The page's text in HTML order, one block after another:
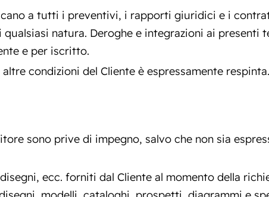
a tutti i preventivi, i rapporti giuridici e i
natura. Deroghe e integrazioni ai presenti
e per iscritto.
condizioni del Cliente è espressamente respinta.
sono prive di impegno, salvo che non sia
ecc. forniti dal Cliente al momento della